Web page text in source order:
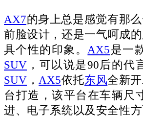
AX7的身上总是感觉有那
前脸设计，还是一气呵成的
具个性的印象。 AX5是一
SUV ，可以说是90后的
SUV ， AX5依托东风全新
台打造，该平台在车辆尺
进、电子系统以及安全性